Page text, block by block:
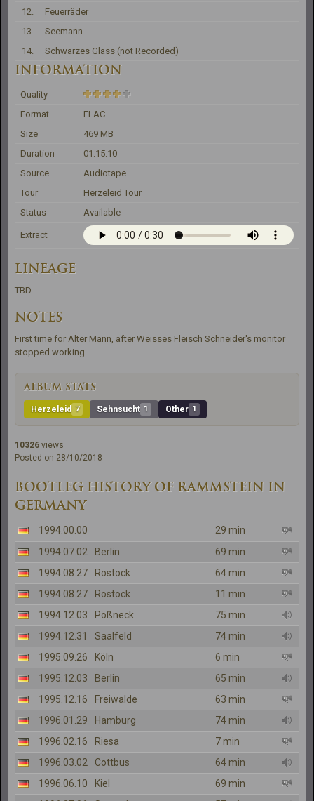
12.
Feuerräder
13.
Seemann
14.
Schwarzes Glass (not Recorded)
INFORMATION
Quality
Format
FLAC
Size
469 MB
Duration
01:15:10
Source
Audiotape
Tour
Herzeleid Tour
Status
Available
Extract
LINEAGE
TBD
NOTES
First time for Alter Mann, after Weisses Fleisch Schneider's monitor
stopped working
ALBUM STATS
Herzeleid 7 Sehnsucht 1 Other 1
10326 views
Posted on 28/10/2018
BOOTLEG HISTORY OF RAMMSTEIN IN
GERMANY
1994.00.00
29 min
1994.07.02
Berlin
69 min
1994.08.27
Rostock
64 min
1994.08.27
Rostock
11 min
1994.12.03
Pößneck
75 min
1994.12.31
Saalfeld
74 min
1995.09.26
Köln
6 min
1995.12.03
Berlin
65 min
1995.12.16
Freiwalde
63 min
1996.01.29
Hamburg
74 min
1996.02.16
Riesa
7 min
1996.03.02
Cottbus
64 min
1996.06.10
Kiel
69 min